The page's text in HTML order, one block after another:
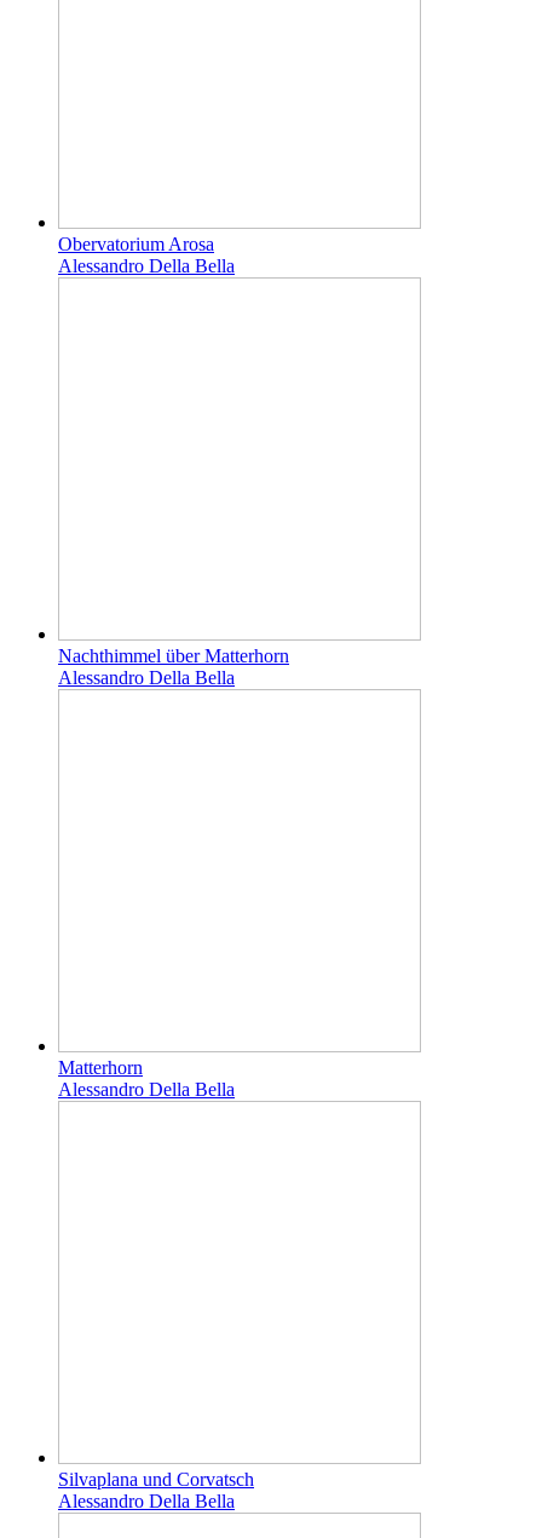
Obervatorium Arosa
Alessandro Della Bella
Nachthimmel über Matterhorn
Alessandro Della Bella
Matterhorn
Alessandro Della Bella
Silvaplana und Corvatsch
Alessandro Della Bella